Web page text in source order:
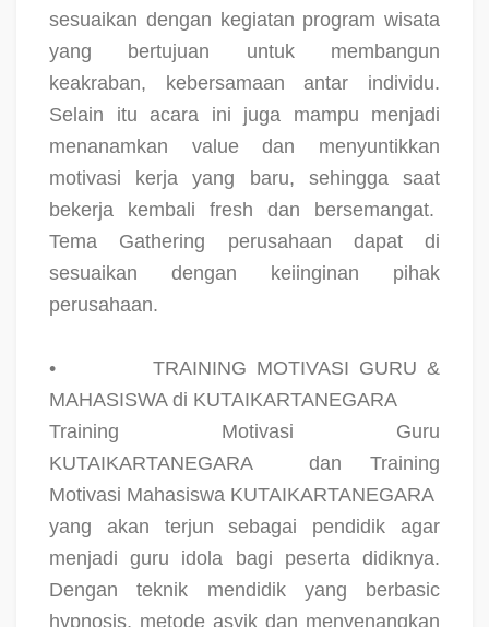
sesuaikan dengan kegiatan program wisata
yang bertujuan untuk membangun
keakraban, kebersamaan antar individu.
Selain itu acara ini juga mampu menjadi
menanamkan value dan menyuntikkan
motivasi kerja yang baru, sehingga saat
bekerja kembali fresh dan bersemangat.
Tema Gathering perusahaan dapat di
sesuaikan dengan keiinginan pihak
perusahaan.
•
TRAINING MOTIVASI GURU &
MAHASISWA di KUTAIKARTANEGARA
Training Motivasi Guru
KUTAIKARTANEGARA
dan Training
Motivasi Mahasiswa KUTAIKARTANEGARA
yang akan terjun sebagai pendidik agar
menjadi guru idola bagi peserta didiknya.
Dengan teknik mendidik yang berbasic
hypnosis, metode asyik dan menyenangkan